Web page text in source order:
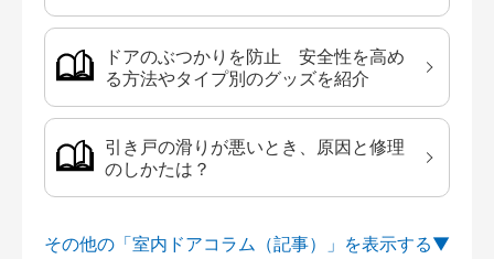
ドアのぶつかりを防止 安全性を高め
る方法やタイプ別のグッズを紹介
引き戸の滑りが悪いとき、原因と修理
のしかたは？
その他の「室内ドアコラム（記事）」を